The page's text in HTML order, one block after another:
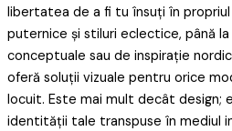
libertatea de a fi tu însuți în propriul
puternice și stiluri eclectice, până
conceptuale sau de inspirație
oferă soluții vizuale pentru orice
locuit. Este mai mult decât design;
identității tale transpuse în mediul